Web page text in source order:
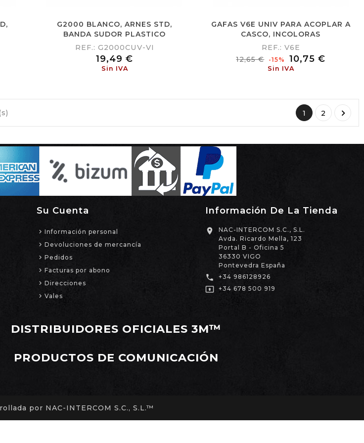
G2000 BLANCO, ARNES STD,
BANDA SUDOR PLASTICO
REF.: G2000CUV-VI
Precio
19,49 €
Sin IVA
GAFAS V6E UNIV PARA ACOPLAR A
CASCO, INCOLORAS
REF.: V6E
Precio
habitual
12,65 € -15% Precio
10,75 €
Sin IVA
1 2 
Su Cuenta
Información personal
Devoluciones de mercancía
Pedidos
Facturas por abono
Direcciones
Vales
Información De La Tienda

NAC-INTERCOM S.C., S.L.
Avda. Ricardo Mella, 123
Portal B - Oficina 5
36330 VIGO
Pontevedra España
 +34 986128926
 +34 678 500 919
DISTRIBUIDORES OFICIALES 3M™
PRODUCTOS DE COMUNICACIÓN
por NAC-INTERCOM S.C., S.L.™